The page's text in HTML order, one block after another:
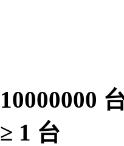
10000000
≥ 1 台